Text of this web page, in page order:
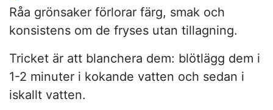
Råa grönsaker förlorar färg, smak och
konsistens om de fryses utan tillagning.
Tricket är att blanchera dem: blötlägg dem i
1-2 minuter i kokande vatten och sedan i
iskallt vatten.